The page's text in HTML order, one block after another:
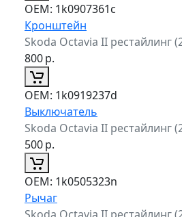
ОЕМ: 1k0907361c
Кронштейн
Skoda Octavia II рестайлинг
800р.
ОЕМ: 1k0919237d
Выключатель
Skoda Octavia II рестайлинг
500р.
ОЕМ: 1k0505323n
Рычаг